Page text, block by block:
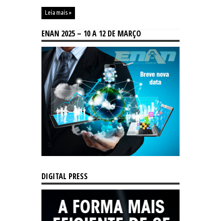
Leia mais »
ENAN 2025 – 10 A 12 DE MARÇO
DIGITAL PRESS